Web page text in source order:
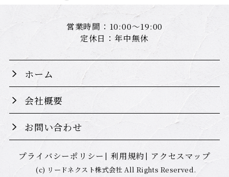
営業時間：10:00～19:00
定休日：年中無休
ホーム
会社概要
お問い合わせ
プライバシーポリシー 利用規約 アクセスマップ
(c) リードネクスト株式会社 All Rights Reserved.